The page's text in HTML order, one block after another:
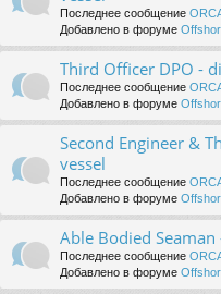
Последнее сообщение
Добавлено в форуме
Third Officer DPO -
Последнее сообщение
Добавлено в форуме
Second Engineer &
vessel
Последнее сообщение
Добавлено в форуме
Able Bodied
Последнее сообщение
Добавлено в форуме